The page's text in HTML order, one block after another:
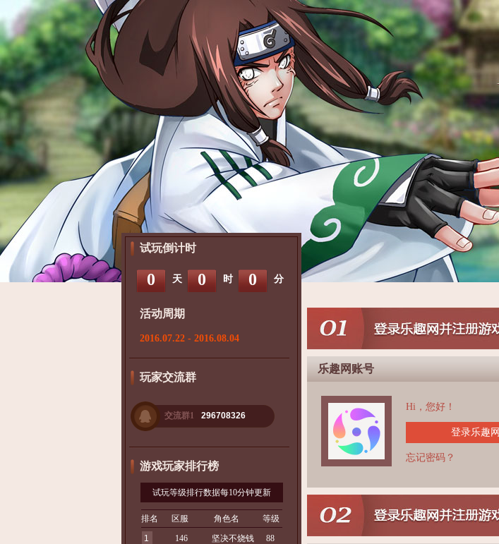
试玩倒计时
0 天 0 时 0 分
活动周期
2016.07.22 - 2016.08.04
玩家交流群
交流群1 296708326
游戏玩家排行榜
试玩等级排行数据每10分钟更新
排名 区服 角色名
等级
1
146 坚决不烧钱 88
乐趣网账号
Hi，您好！
登录乐趣网
忘记密码？